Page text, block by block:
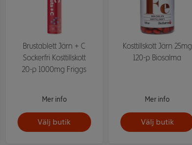
Brustablett Järn + C
Sockerfri Kosttillskott
20-p 1000mg Friggs
Mer info
Välj butik
Kosttillskott Järn 25mg
120-p Biosalma
Mer info
Välj butik